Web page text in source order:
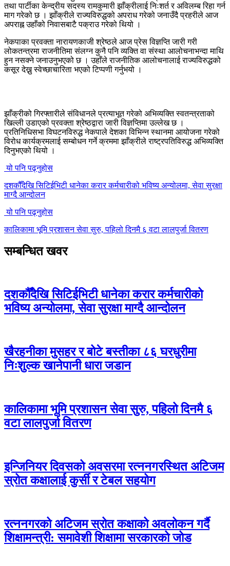
तथा पार्टीका केन्द्रीय सदस्य रामकुमारी झाँक्रीलाई निःशर्त र अविलम्ब रिहा गर्न
माग गरेको छ । झाँक्रीले राज्यविरुद्धको अपराध गरेको जनाउँदै प्रहरीले आज
अपराह्न उहाँको निवासबाटै पक्राउ गरेको थियो ।
नेकपाका प्रवक्ता नारायणकाजी श्रेष्ठले आज प्रेस विज्ञप्ति जारी गरी
लोकतन्त्रमा राजनीतिमा संलग्न कुनै पनि व्यक्ति वा संस्था आलोचनाभन्दा माथि
हुन नसक्ने जनाउनुभएको छ । उहाँले राजनीतिक आलोचनालाई राज्यविरुद्धको
कसूर देख्नु स्वेच्छाचारिता भएको टिप्पणी गर्नुभयो ।
झाँक्रीको गिरफ्तारीले संविधानले प्रत्याभूत गरेको अभिव्यक्ति स्वतन्त्रताको
खिल्ली उडाएको प्रवक्ता श्रेष्ठद्वारा जारी विज्ञप्तिमा उल्लेख छ ।
प्रतिनिधिसभा विघटनविरुद्ध नेकपाले देशका विभिन्न स्थानमा आयोजना गरेको
विरोध कार्यक्रमलाई सम्बोधन गर्ने क्रममा झाँक्रीले राष्ट्रपतिविरुद्ध अभिव्यक्ति
दिनुभएको थियो ।
यो पनि पढ्नुहोस
दशकौँदेखि सिटिईभिटी धानेका करार कर्मचारीको भविष्य अन्योलमा, सेवा सुरक्षा
माग्दै आन्दोलन
यो पनि पढ्नुहोस
कालिकामा भूमि प्रशासन सेवा सुरु, पहिलो दिनमै ६ वटा लालपुर्जा वितरण
सम्बन्धित खवर
दशकौँदेखि सिटिईभिटी धानेका करार कर्मचारीको
भविष्य अन्योलमा, सेवा सुरक्षा माग्दै आन्दोलन
खैरहनीका मुसहर र बोटे बस्तीका ८६ घरधुरीमा
निःशुल्क खानेपानी धारा जडान
कालिकामा भूमि प्रशासन सेवा सुरु, पहिलो दिनमै ६
वटा लालपुर्जा वितरण
इन्जिनियर दिवसको अवसरमा रत्ननगरस्थित अटिजम
स्रोत कक्षालाई कुर्सी र टेबल सहयोग
रत्ननगरको अटिजम स्रोत कक्षाको अवलोकन गर्दै
शिक्षामन्त्री: समावेशी शिक्षामा सरकारको जोड